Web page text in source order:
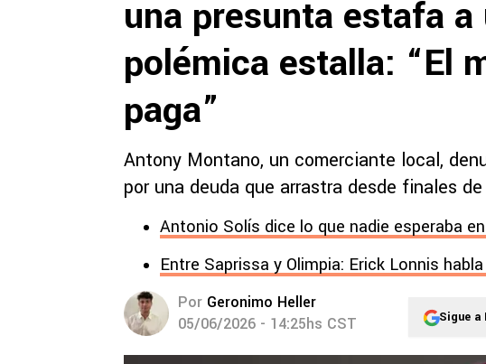
Copa de Campeones
Copa Centroamericana
MLS
Nathaniel
una presunta estafa
polémica estalla: “El
paga”
Antony Montano, un comerciante local,
por una deuda que arrastra desde finales
Antonio Solís dice lo que nadie esperaba
Entre Saprissa y Olimpia: Erick Lonnis
Por Geronimo Heller
05/06/2026 - 14:25hs CST
Sigue a